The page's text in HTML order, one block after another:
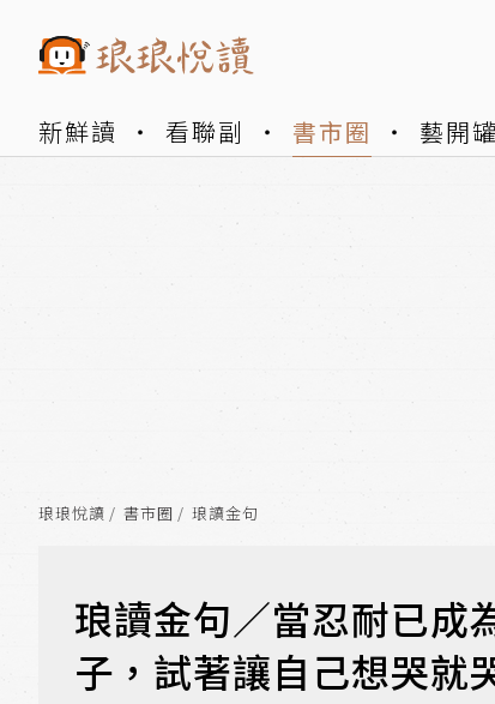
新鮮讀 看聯副 書市圈 藝開罐
琅琅悅讀 書市圈 琅讀金句
琅讀金句／當忍耐已成
子，試著讓自己想哭就